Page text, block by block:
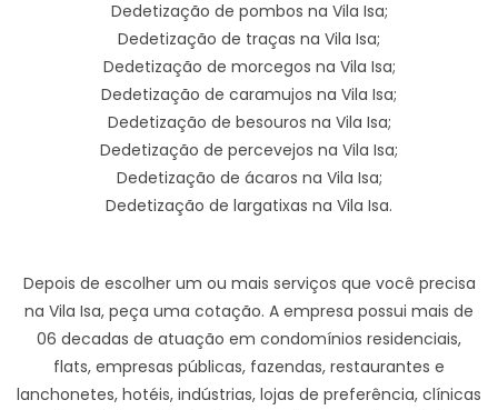
Dedetização de pombos na Vila Isa;
Dedetização de traças na Vila Isa;
Dedetização de morcegos na Vila Isa;
Dedetização de caramujos na Vila Isa;
Dedetização de besouros na Vila Isa;
Dedetização de percevejos na Vila Isa;
Dedetização de ácaros na Vila Isa;
Dedetização de largatixas na Vila Isa.
Depois de escolher um ou mais serviços que você precisa
na Vila Isa, peça uma cotação. A empresa possui mais de
06 decadas de atuação em condomínios residenciais,
flats, empresas públicas, fazendas, restaurantes e
lanchonetes, hotéis, indústrias, lojas de preferência, clínicas